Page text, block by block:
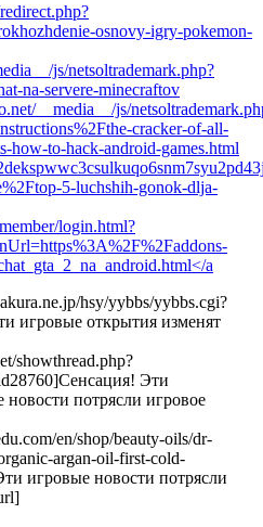
osnovy-igry-pokemon-
js/netsoltrademark.php?
na-servere-minecraftov
__media__/js/
cracker-of-all-
how-to-hack-android-games.html
5-luchshih-gonok-dlja-
login.html?
a
hsy/yybbs/yybbs.cgi?
игровые открытия изменят
showthread.php?
Эти
потрясли игровое
en/shop/beauty-oils/dr-
argan-oil-first-cold-
игровые новости потрясли